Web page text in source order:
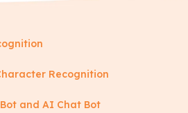
Recognition
and AI Chat Bot